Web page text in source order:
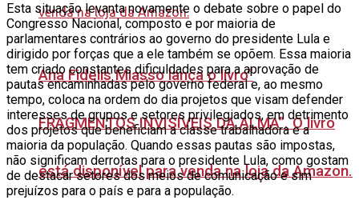
Ana Fidelis Miasso lança o livro”
FRAGMENTOS INVISÍVEIS DA ALMA”. O livro
está disponível para venda na loja da Amazon.
Esta situação levanta novamente o debate sobre o papel do
Congresso Nacional, composto e por maioria de
parlamentares contrários ao governo do presidente Lula e
dirigido por forças que a ele também se opõem. Essa maioria
tem criado constantes dificuldades para a aprovação de
pautas encaminhadas pelo governo federal e, ao mesmo
tempo, coloca na ordem do dia projetos que visam defender
interesses de grupos e setores privilegiados, em detrimento
dos projetos que beneficiam a classe trabalhadora e a
maioria da população. Quando essas pautas são impostas,
não significam derrotas para o presidente Lula, como gostam
de destacar setores dos meios de comunicação e sim
prejuízos para o país e para a população.